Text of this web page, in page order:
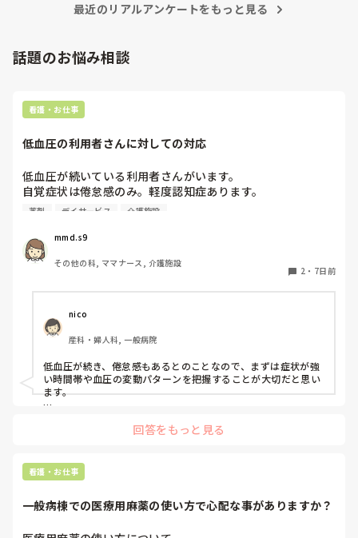
最近のリアルアンケートをもっと見る
話題のお悩み相談
看護・お仕事
低血圧の利用者さんに対しての対応
低血圧が続いている利用者さんがいます。
自覚症状は倦怠感のみ。軽度認知症あります。
元々降圧剤3剤服用しており、デイでは受診までは低血圧な
す。ただ1日低いときも少なくありません。
ようやく受診し薬剤調整したかなと思えば、2剤のみ降圧剤
の内容が変更になっただけで、3剤服用のままです。やはり
こんな利用者さんに対して何か他のアプローチがあれば
薬剤 デイサービス 介護施設
mmd.s9
その他の科, ママナース, 介護施設
2 ・ 7日前
nico
産科・婦人科, 一般病院
低血圧が続き、倦怠感もあるとのことなので、まずは症状が強
い時間帯や血圧の変動パターンを把握することが大切だと思い
ます。
状との関連を記録し、立位・座位・臥位での血圧測定（起立性
熱・感染症状など、低血圧を助長する要因がないかも併せて観
察したいところです。
リハビリは無理をせず、その日の体調や血圧に合わせて実施す
症状が改善しない場合は、「倦怠感が強くADLに支障が出てい
回答をもっと見る
看護・お仕事
一般病棟での医療用麻薬の使い方で心配な事がありますか？